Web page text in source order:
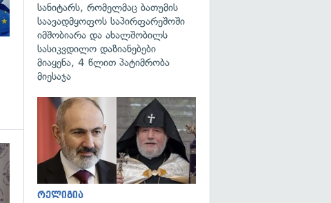
გადახედვა
სანიტარს, რომელმაც ბათუმის
საავადმყოფოს საპირფარეშოში
იმშობიარა და ახალშობილს
სასიკვდილო დაზიანებები
მიაყენა, 4 წლით პატიმრობა
მიესაჯა
რელიგია